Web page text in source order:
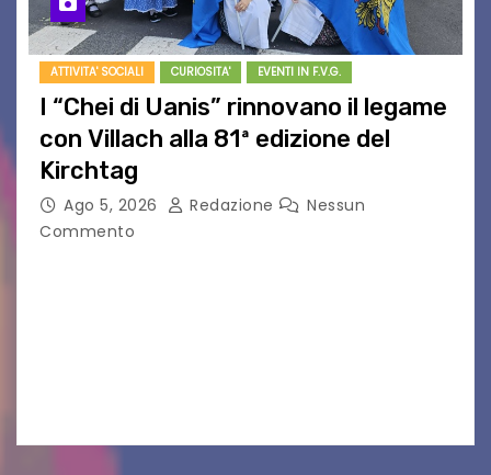
ATTIVITA' SOCIALI CURIOSITA' EVENTI IN F.V.G.
I “Chei di Uanis” rinnovano il legame
con Villach alla 81ª edizione del
Kirchtag
Ago 5, 2026 Redazione
Nessun
Commento